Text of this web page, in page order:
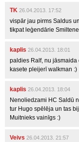
TK 26.04.2013. 17:52
vispār jau pirms Saldus
tikpat leģendārie
kaplis 26.04.2013. 18:01
paldies Ralf, nu
kasete pleijerī walkman :)
kaplis 26.04.2013. 18:04
Nenoliedzami HC Saldū
tur Hugo spēlēja un tas
Muitnieks vainīgs :)
Veivs 26.04.2013. 21:57